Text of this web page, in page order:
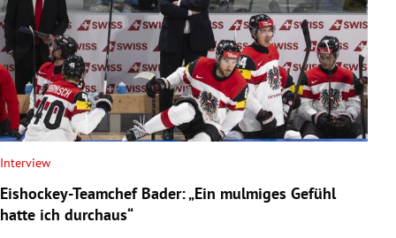
Interview
Eishockey-Teamchef Bader: „Ein mulmiges Gefühl
hatte ich durchaus“